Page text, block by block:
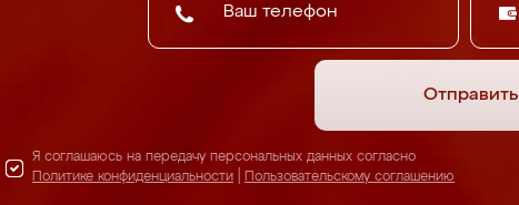
Отправить
Я соглашаюсь на передачу персональных данных согласно
Политике конфиденциальности
Пользовательскому соглашению